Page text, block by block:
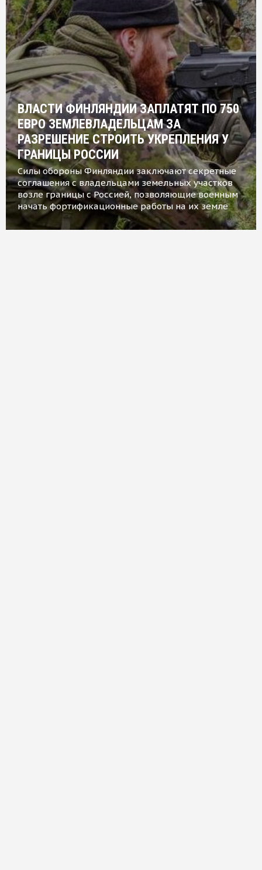
ВЛАСТИ ФИНЛЯНДИИ ЗАПЛАТЯТ ПО 750
ЕВРО ЗЕМЛЕВЛАДЕЛЬЦАМ ЗА
РАЗРЕШЕНИЕ СТРОИТЬ УКРЕПЛЕНИЯ У
ГРАНИЦЫ РОССИИ
Силы обороны Финляндии заключают секретные
соглашения с владельцами земельных участков
возле границы с Россией, позволяющие военным
начать фортификационные работы на их земле